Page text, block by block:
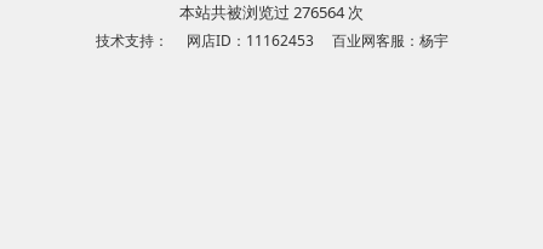
本站共被浏览过 276564 次
技术支持： 网店ID：11162453 百业网客服：杨宇